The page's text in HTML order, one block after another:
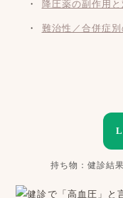
降圧薬の副作用と
難治性／合併症別
持ち物：健診結